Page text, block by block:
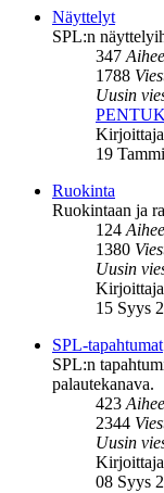
Näyttelyt
SPL:n
347
1788
Uusin
Kirjoittaja
19
Ruokinta
Ruokintaan ja
124
1380
Uusin
Kirjoittaja
15 Syys
SPL-tapahtumat
SPL:n
palautekanava.
423
2344
Uusin
Kirjoittaja
08 Syys